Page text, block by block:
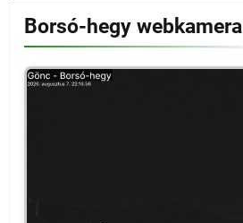
Borsó-hegy webkamera